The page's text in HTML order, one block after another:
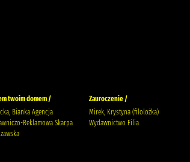
twoim domem /
Bianka Agencja
Reklamowa Skarpa
Zauroczenie /
Mirek, Krystyna (filolożka)
Wydawnictwo Filia